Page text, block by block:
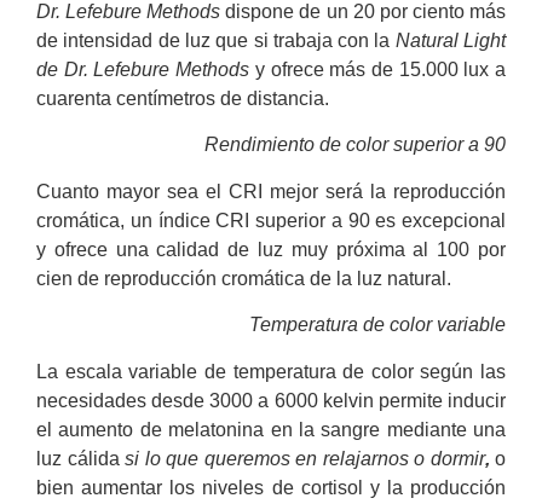
Dr. Lefebure Methodsdispone de un 20 por ciento más
de intensidad de luz que si trabaja con la Natural Light
de Dr. Lefebure Methods y ofrece más de 15.000 lux a
cuarenta centímetros de distancia.
Rendimiento de color superior a 90
Cuanto mayor sea el CRI mejor será la reproducción
cromática, un índice CRI superior a 90 es excepcional
y ofrece una calidad de luz muy próxima al 100 por
cien de reproducción cromática de la luz natural.
Temperatura de color variable
La escala variable de temperatura de color según las
necesidades desde 3000 a 6000 kelvin permite inducir
el aumento de melatonina en la sangre mediante una
luz cálida si lo que queremos en relajarnos o dormir, o
bien aumentar los niveles de cortisol y la producción